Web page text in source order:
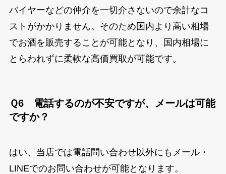
バイヤーなどの仲介を一切介さないので余計なコ
ストがかかりません。そのため国内より高い相場
でお酒を販売することが可能となり、国内相場に
とらわれずに柔軟な高価買取が可能です。
Ｑ6 電話するのが不安ですが、メールは可能
ですか？
はい、当店では電話問い合わせ以外にもメール・
LINEでのお問い合わせが可能となります。